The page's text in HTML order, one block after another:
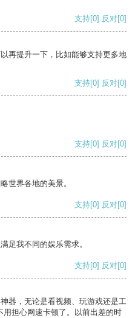
支持[0] 反对[0]
再提升一下，比如能够支持更多地
支持[0] 反对[0]
支持[0] 反对[0]
世界各地的美景。
支持[0] 反对[0]
足我不同的娱乐需求。
支持[0] 反对[0]
器，无论是看视频、玩游戏还是工
担心网速卡顿了。以前出差的时